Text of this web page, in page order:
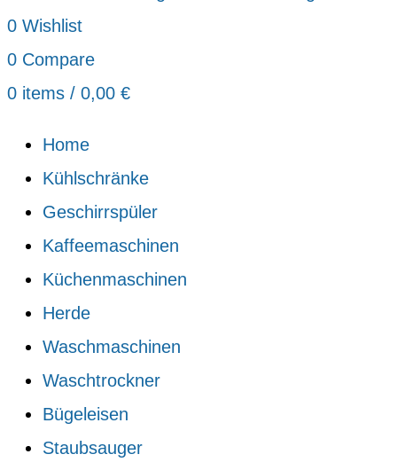
0 Wishlist
0 Compare
0 items / 0,00 €
Home
Kühlschränke
Geschirrspüler
Kaffeemaschinen
Küchenmaschinen
Herde
Waschmaschinen
Waschtrockner
Bügeleisen
Staubsauger